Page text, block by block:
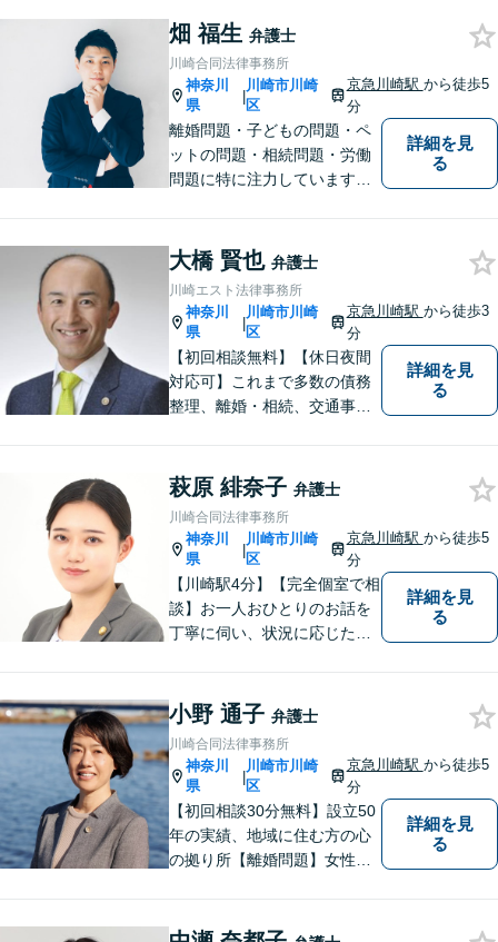
畑 福生 弁護士
川崎合同法律事務所
神奈川
県
|
川崎市川崎
区
京急川崎駅 から徒歩5
分
離婚問題・子どもの問題・ペ
ットの問題・相続問題・労働
問題に特に注力しています。
詳細を見
る
大橋 賢也 弁護士
川崎エスト法律事務所
神奈川
県
|
川崎市川崎
区
京急川崎駅 から徒歩3
分
【初回相談無料】【休日夜間
対応可】これまで多数の債務
整理、離婚・相続、交通事
産管財人や成年後見人等、裁
判所から依頼を受ける事件も
多数経験しています。1人で悩
まずに、是非ご相談くださ
い。
詳細を見
る
萩原 緋奈子 弁護士
川崎合同法律事務所
神奈川
県
|
川崎市川崎
区
京急川崎駅 から徒歩5
分
【川崎駅4分】【完全個室で相
談】お一人おひとりのお話を
丁寧に伺い、状況に応じた解
これからの人生を諦めなくて
済むよう、精一杯お手伝いさ
せていただきます。【休日・
夜間面談可】
詳細を見
る
小野 通子 弁護士
川崎合同法律事務所
神奈川
県
|
川崎市川崎
区
京急川崎駅 から徒歩5
分
【初回相談30分無料】設立50
年の実績、地域に住む方の心
の拠り所【離婚問題】女性弁
イスを【労働問題】労働者側
詳細を見
る